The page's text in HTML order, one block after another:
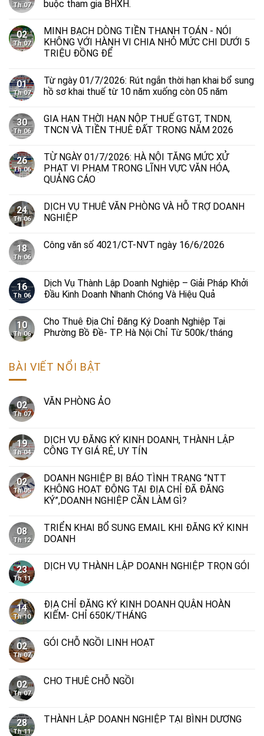
Th 07 buộc tham gia BHXH.
02
Th 07
MINH BẠCH DÒNG TIỀN THANH TOÁN - NÓI
KHÔNG VỚI HÀNH VI CHIA NHỎ MỨC CHI DƯỚI 5
TRIỆU ĐỒNG ĐỂ
01
Th 07
Từ ngày 01/7/2026: Rút ngắn thời hạn khai bổ sung
hồ sơ khai thuế từ 10 năm xuống còn 05 năm
30
Th 06
GIA HẠN THỜI HẠN NỘP THUẾ GTGT, TNDN,
TNCN VÀ TIỀN THUÊ ĐẤT TRONG NĂM 2026
26
Th 06
TỪ NGÀY 01/7/2026: HÀ NỘI TĂNG MỨC XỬ
PHẠT VI PHẠM TRONG LĨNH VỰC VĂN HÓA,
QUẢNG CÁO
24
Th 06
DỊCH VỤ THUÊ VĂN PHÒNG VÀ HỖ TRỢ DOANH
NGHIỆP
18
Th 06
Công văn số 4021/CT-NVT ngày 16/6/2026
16
Th 06
Dịch Vụ Thành Lập Doanh Nghiệp – Giải Pháp Khởi
Đầu Kinh Doanh Nhanh Chóng Và Hiệu Quả
10
Th 06
Cho Thuê Địa Chỉ Đăng Ký Doanh Nghiệp Tại
Phường Bồ Đề- TP. Hà Nội Chỉ Từ 500k/tháng
BÀI VIẾT NỔI BẬT
02
Th 07
VĂN PHÒNG ẢO
19
Th 04
DỊCH VỤ ĐĂNG KÝ KINH DOANH, THÀNH LẬP
CÔNG TY GIÁ RẺ, UY TÍN
02
Th 05
DOANH NGHIỆP BỊ BÁO TÌNH TRẠNG “NTT
KHÔNG HOẠT ĐỘNG TẠI ĐỊA CHỈ ĐÃ ĐĂNG
KÝ”,DOANH NGHIỆP CẦN LÀM GÌ?
08
Th 12
TRIỂN KHAI BỔ SUNG EMAIL KHI ĐĂNG KÝ KINH
DOANH
23
Th 11
DỊCH VỤ THÀNH LẬP DOANH NGHIỆP TRỌN GÓI
14
Th 10
ĐỊA CHỈ ĐĂNG KÝ KINH DOANH QUẬN HOÀN
KIẾM- CHỈ 650K/THÁNG
02
Th 07
GÓI CHỖ NGỒI LINH HOẠT
02
Th 07
CHO THUÊ CHỖ NGỒI
28
Th 11
THÀNH LẬP DOANH NGHIỆP TẠI BÌNH DƯƠNG